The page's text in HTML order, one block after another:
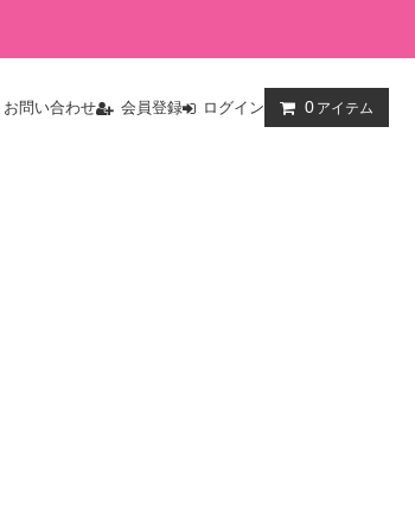
お問い合わせ 会員登録 ログイン 0 アイテム